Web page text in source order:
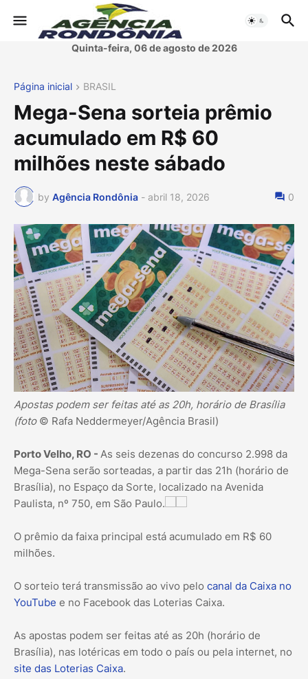
Quinta-feira, 06 de agosto de 2026
Página inicial BRASIL
Mega-Sena sorteia prêmio
acumulado em R$ 60
milhões neste sábado
by Agência Rondônia - abril 18, 2026 0
Apostas podem ser feitas até as 20h, horário de Brasília
(foto © Rafa Neddermeyer/Agência Brasil)
Porto Velho, RO - As seis dezenas do concurso 2.998 da
Mega-Sena serão sorteadas, a partir das 21h (horário de
Brasília), no Espaço da Sorte, localizado na Avenida
Paulista, nº 750, em São Paulo.
O prêmio da faixa principal está acumulado em R$ 60
milhões.
O sorteio terá transmissão ao vivo pelo canal da Caixa no
YouTube e no Facebook das Loterias Caixa.
As apostas podem ser feitas até as 20h (horário de
Brasília), nas lotéricas em todo o país ou pela internet, no
site das Loterias Caixa.